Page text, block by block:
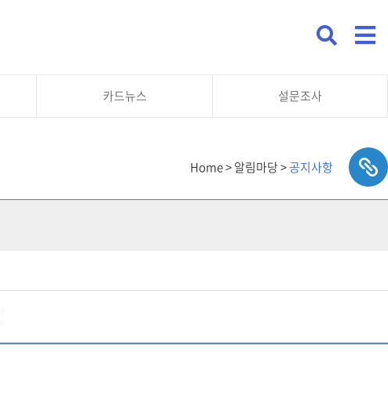
카드뉴스 설문조사
Home > 알림마당 >공지사항